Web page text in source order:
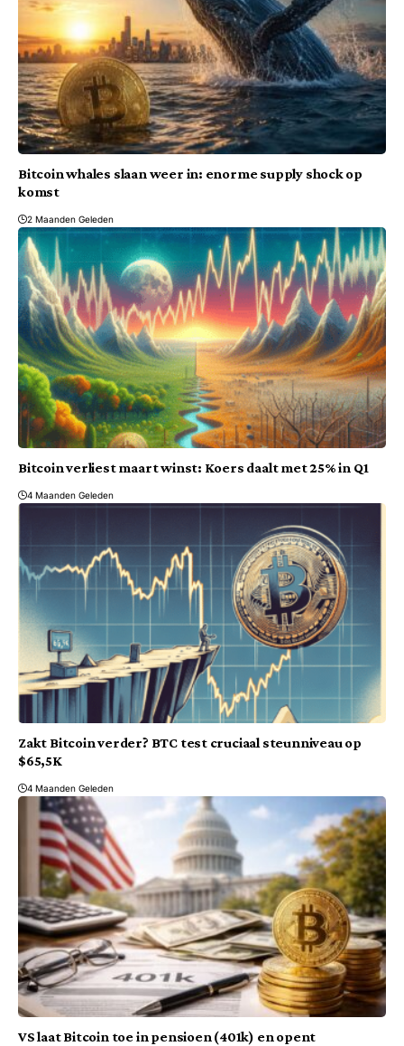
Bitcoin whales slaan weer in: enorme supply shock op
komst
2 Maanden Geleden
Bitcoin verliest maart winst: Koers daalt met 25% in Q1
4 Maanden Geleden
Zakt Bitcoin verder? BTC test cruciaal steunniveau op
$65,5K
4 Maanden Geleden
VS laat Bitcoin toe in pensioen (401k) en opent